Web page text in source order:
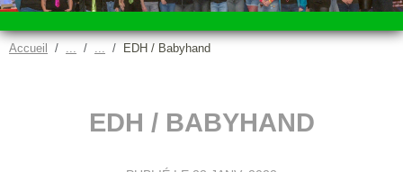
Accueil EDH / Babyhand
EDH / BABYHAND